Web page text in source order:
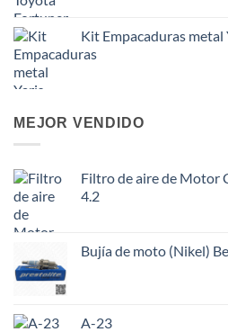
Kit Empacaduras
MEJOR VENDIDO
Filtro de aire de Motor
4.2
Bujía de moto (Nikel)
A-23